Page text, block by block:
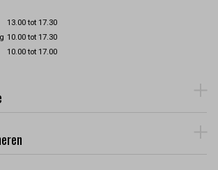
13.00 tot 17.30
10.00 tot 17.30
10.00 tot 17.00